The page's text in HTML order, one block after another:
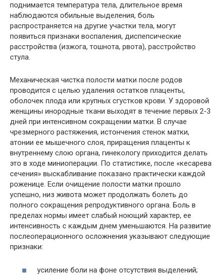
поднимается температура тела, длительное время
наблюдаются обильные выделения, боль
распространяется на другие участки тела, могут
появиться признаки воспаления, диспепсические
расстройства (изжога, тошнота, рвота), расстройство
стула.
Механическая чистка полости матки после родов
проводится с целью удаления остатков плаценты,
оболочек плода или крупных сгустков крови. У здоровой
женщины инородные ткани выходят в течение первых 2-3
дней при интенсивном сокращении матки. В случае
чрезмерного растяжения, истончения стенок матки,
атонии ее мышечного слоя, приращения плаценты к
внутреннему слою органа, гинекологу приходится делать
это в ходе миниоперации. По статистике, после «кесарева
сечения» выскабливание показано практически каждой
роженице. Если очищение полости матки прошло
успешно, низ живота может продолжать болеть до
полного сокращения репродуктивного органа. Боль в
пределах нормы имеет слабый ноющий характер, ее
интенсивность с каждым днем уменьшаются. На развитие
послеоперационного осложнения указывают следующие
признаки:
усиление боли на фоне отсутствия выделений;